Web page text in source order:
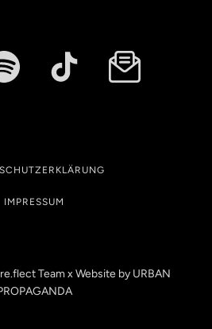
IMPRESSUM
Team x Website by URBAN